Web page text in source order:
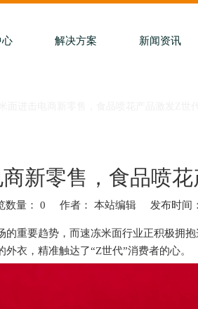
心 解决方案 新闻资讯
新零售，食品喷
数量： 0 作者： 本站编辑 发布时间
重要趋势，而速冻米面行业正积极拥
衣，精准触达了“Z世代”消费者的心。